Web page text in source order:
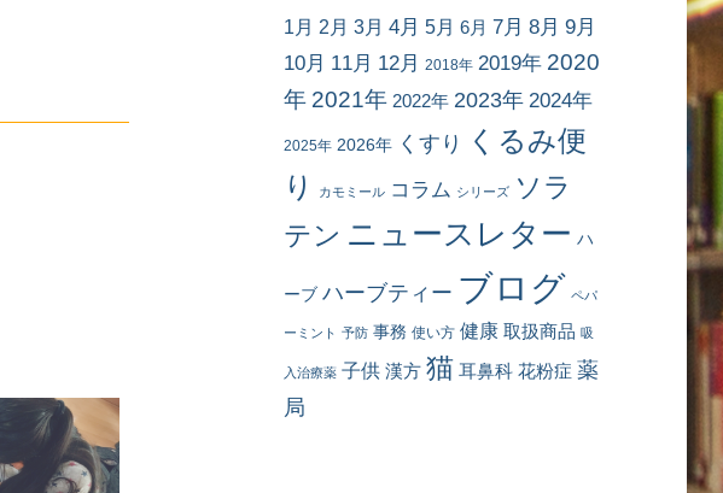
1月 2月 3月 4月 5月 6月 7月 8月 9月
10月 11月 12月 2018年 2019年 2020
年 2021年 2022年 2023年 2024年
2025年 2026年 くすり
くるみ便
り
カモミール コラム シリーズ
ソラ
テン ニュースレター ハ
ーブ ハーブティー ブログ ペパ
ーミント 予防 事務 使い方 健康 取扱商品 吸
入治療薬 子供 漢方 猫 耳鼻科 花粉症 薬
局